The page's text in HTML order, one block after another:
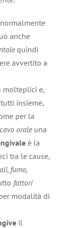
anche
quindi
avvertito a
molteplici e,
insieme,
per la
oraleuna
è la
tra le cause,
fumo,
fattori
modalità di
il